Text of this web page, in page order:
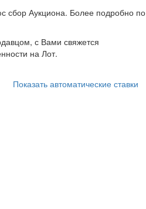
сбор Аукциона. Более подробно по
с Вами свяжется
на Лот.
Показать автоматические ставки